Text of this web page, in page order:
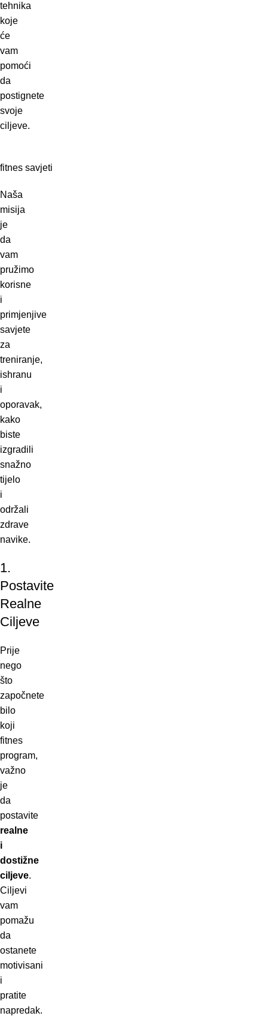
tehnika
koje
će
vam
pomoći
da
postignete
svoje
ciljeve.
fitnes savjeti
Naša
misija
je
da
vam
pružimo
korisne
i
primjenjive
savjete
za
treniranje,
ishranu
i
oporavak,
kako
biste
izgradili
snažno
tijelo
i
održali
zdrave
navike.
1.
Postavite
Realne
Ciljeve
Prije
nego
što
započnete
bilo
koji
fitnes
program,
važno
je
da
postavite
realne
i
dostižne
ciljeve.
Ciljevi
vam
pomažu
da
ostanete
motivisani
i
pratite
napredak.